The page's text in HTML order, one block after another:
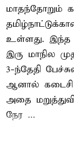
மாதந்தோறும்
உள்ளது. இந்த
இரு மாநில
3-ந்தேதி
ஆனால் கடைசி
அதை
நேர ...